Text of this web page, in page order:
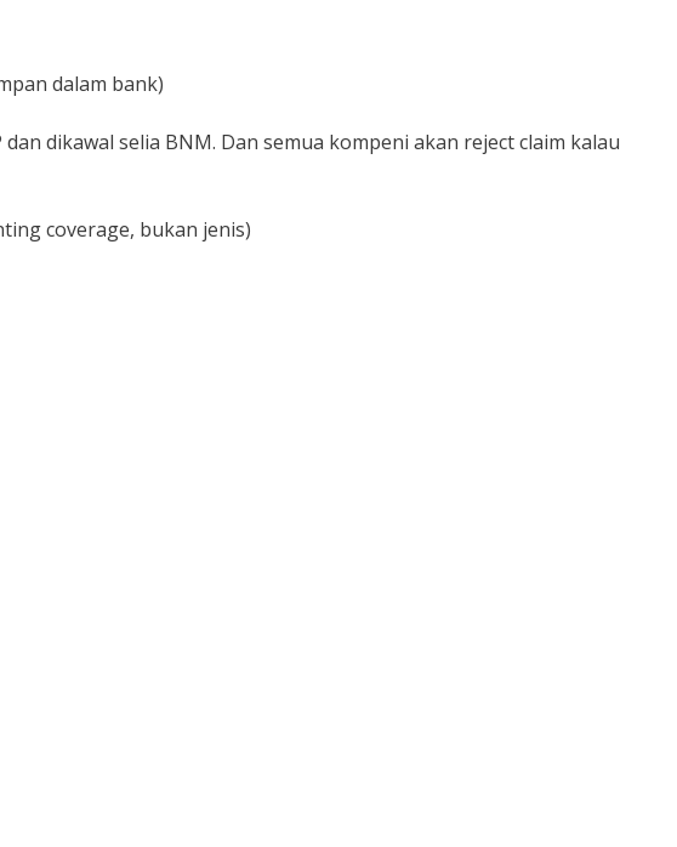
dalam bank)
dikawal selia BNM. Dan semua kompeni akan reject claim kalau
coverage, bukan jenis)